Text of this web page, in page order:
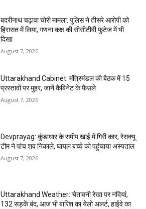
बदरीनाथ चढ़ावा चोरी मामला: पुलिस ने तीसरे आरोपी को
हिरासत में लिया, गणना कक्ष की सीसीटीवी फुटेज में भी
दिखा
August 7, 2026
Uttarakhand Cabinet: मंत्रिमंडल की बैठक में 15
प्रस्तावों पर मुहर, जानें कैबिनेट के फैसले
August 7, 2026
Devprayag: कुंडाधार के समीप खाई में गिरी कार, रेसक्यू
टीम ने पांच शव निकाले, घायल बच्चे को पहुंचाया अस्पताल
August 7, 2026
Uttarakhand Weather: चेतावनी रेखा पर नदियां,
132 सड़कें बंद, आज भी बारिश का येलो अलर्ट, हाईवे का